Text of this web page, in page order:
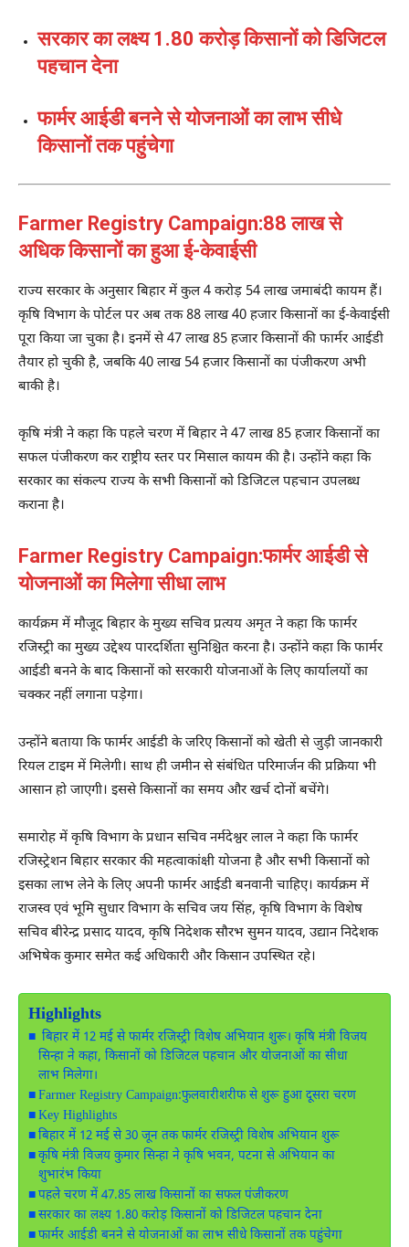
सरकार का लक्ष्य 1.80 करोड़ किसानों को डिजिटल
पहचान देना
फार्मर आईडी बनने से योजनाओं का लाभ सीधे
किसानों तक पहुंचेगा
Farmer Registry Campaign:88 लाख से
अधिक किसानों का हुआ ई-केवाईसी
राज्य सरकार के अनुसार बिहार में कुल 4 करोड़ 54 लाख जमाबंदी कायम हैं।
कृषि विभाग के पोर्टल पर अब तक 88 लाख 40 हजार किसानों का ई-केवाईसी
पूरा किया जा चुका है। इनमें से 47 लाख 85 हजार किसानों की फार्मर आईडी
तैयार हो चुकी है, जबकि 40 लाख 54 हजार किसानों का पंजीकरण अभी
बाकी है।
कृषि मंत्री ने कहा कि पहले चरण में बिहार ने 47 लाख 85 हजार किसानों का
सफल पंजीकरण कर राष्ट्रीय स्तर पर मिसाल कायम की है। उन्होंने कहा कि
सरकार का संकल्प राज्य के सभी किसानों को डिजिटल पहचान उपलब्ध
कराना है।
Farmer Registry Campaign:फार्मर आईडी से
योजनाओं का मिलेगा सीधा लाभ
कार्यक्रम में मौजूद बिहार के मुख्य सचिव प्रत्यय अमृत ने कहा कि फार्मर
रजिस्ट्री का मुख्य उद्देश्य पारदर्शिता सुनिश्चित करना है। उन्होंने कहा कि फार्मर
आईडी बनने के बाद किसानों को सरकारी योजनाओं के लिए कार्यालयों का
चक्कर नहीं लगाना पड़ेगा।
उन्होंने बताया कि फार्मर आईडी के जरिए किसानों को खेती से जुड़ी जानकारी
रियल टाइम में मिलेगी। साथ ही जमीन से संबंधित परिमार्जन की प्रक्रिया भी
आसान हो जाएगी। इससे किसानों का समय और खर्च दोनों बचेंगे।
समारोह में कृषि विभाग के प्रधान सचिव नर्मदेश्वर लाल ने कहा कि फार्मर
रजिस्ट्रेशन बिहार सरकार की महत्वाकांक्षी योजना है और सभी किसानों को
इसका लाभ लेने के लिए अपनी फार्मर आईडी बनवानी चाहिए। कार्यक्रम में
राजस्व एवं भूमि सुधार विभाग के सचिव जय सिंह, कृषि विभाग के विशेष
सचिव बीरेन्द्र प्रसाद यादव, कृषि निदेशक सौरभ सुमन यादव, उद्यान निदेशक
अभिषेक कुमार समेत कई अधिकारी और किसान उपस्थित रहे।
Highlights
बिहार में 12 मई से फार्मर रजिस्ट्री विशेष अभियान शुरू। कृषि मंत्री विजय
सिन्हा ने कहा, किसानों को डिजिटल पहचान और योजनाओं का सीधा
लाभ मिलेगा।
Farmer Registry Campaign:फुलवारीशरीफ से शुरू हुआ दूसरा चरण
Key Highlights
बिहार में 12 मई से 30 जून तक फार्मर रजिस्ट्री विशेष अभियान शुरू
कृषि मंत्री विजय कुमार सिन्हा ने कृषि भवन, पटना से अभियान का
शुभारंभ किया
पहले चरण में 47.85 लाख किसानों का सफल पंजीकरण
सरकार का लक्ष्य 1.80 करोड़ किसानों को डिजिटल पहचान देना
फार्मर आईडी बनने से योजनाओं का लाभ सीधे किसानों तक पहुंचेगा